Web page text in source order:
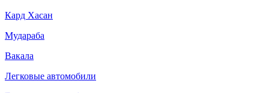
Кард Хасан
Мудараба
Вакала
Легковые автомобили